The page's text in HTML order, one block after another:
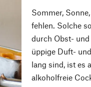
Sommer,
fehlen. Solche
durch Obst-
üppige Duft-
lang sind, ist es
alkoholfreie